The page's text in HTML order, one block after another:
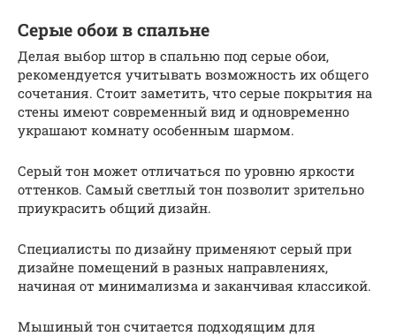
Серые обои в спальне
Делая выбор штор в спальню под серые обои,
рекомендуется учитывать возможность их общего
сочетания. Стоит заметить, что серые покрытия на
стены имеют современный вид и одновременно
украшают комнату особенным шармом.
Серый тон может отличаться по уровню яркости
оттенков. Самый светлый тон позволит зрительно
приукрасить общий дизайн.
Специалисты по дизайну применяют серый при
дизайне помещений в разных направлениях,
начиная от минимализма и заканчивая классикой.
Мышиный тон считается подходящим для